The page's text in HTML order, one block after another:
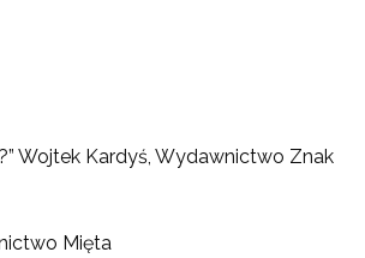
Wojtek Kardyś, Wydawnictwo Znak
Mięta